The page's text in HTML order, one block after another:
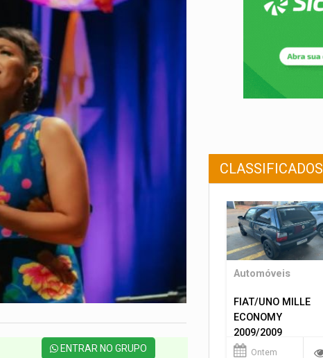
ENTRAR NO GRUPO
CLASSIFICADOS
Automóveis
FIAT/UNO MILLE
ECONOMY
2009/2009
Ontem